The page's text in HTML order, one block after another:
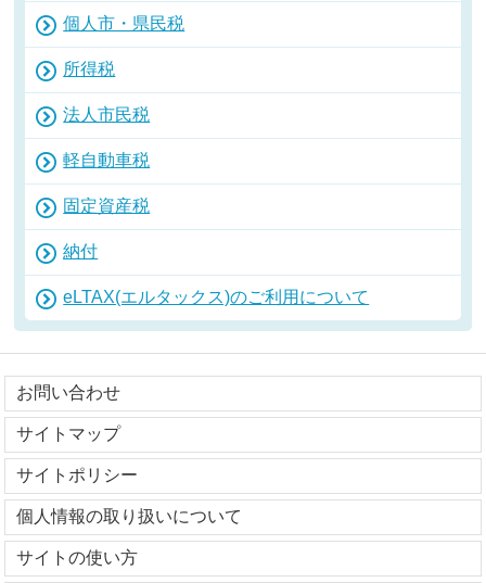
個人市・県民税
所得税
法人市民税
軽自動車税
固定資産税
納付
eLTAX(エルタックス)のご利用について
お問い合わせ
サイトマップ
サイトポリシー
個人情報の取り扱いについて
サイトの使い方